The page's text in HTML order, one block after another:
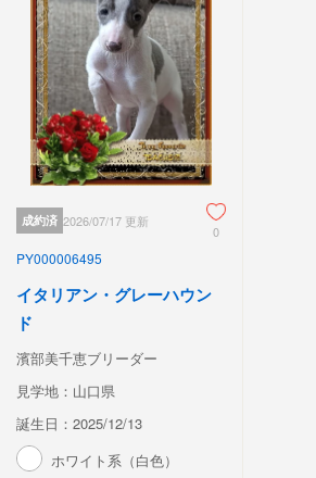
成約済 2026/07/17 更新
0
PY000006495
イタリアン・グレーハウン
ド
濱部美千恵ブリーダー
見学地：山口県
誕生日：2025/12/13
ホワイト系（白色）